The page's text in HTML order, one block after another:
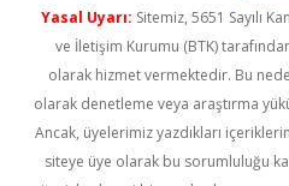
Yasal Uyarı: Sitemiz, 5651 Sayılı
ve İletişim Kurumu (BTK)
olarak hizmet vermektedir. Bu
olarak denetleme veya araştırma
Ancak, üyelerimiz yazdıkları
siteye üye olarak bu sorumluluğu